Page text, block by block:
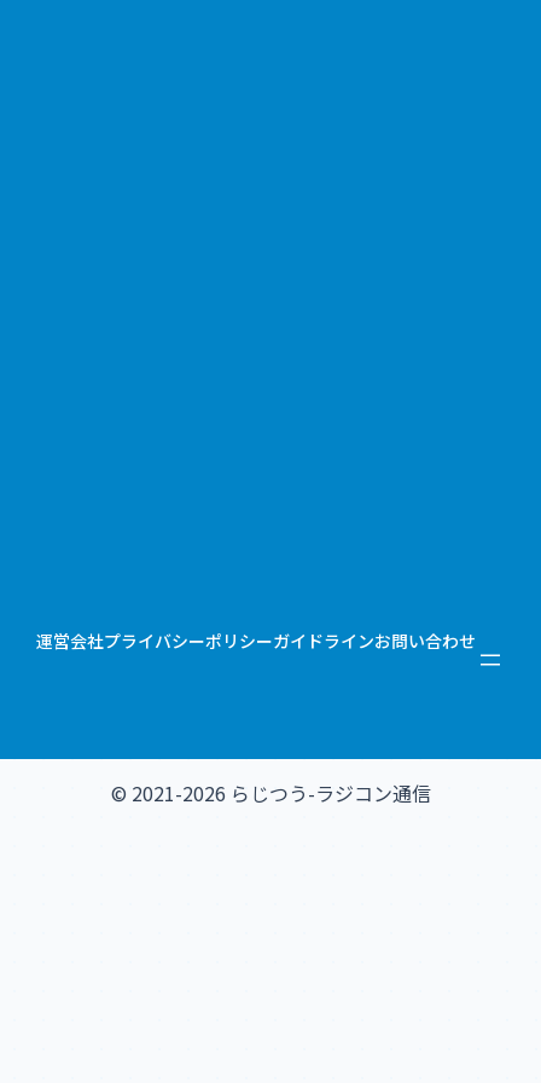
運営会社プライバシーポリシーガイドラインお問い合わせ
© 2021-2026 らじつう-ラジコン通信